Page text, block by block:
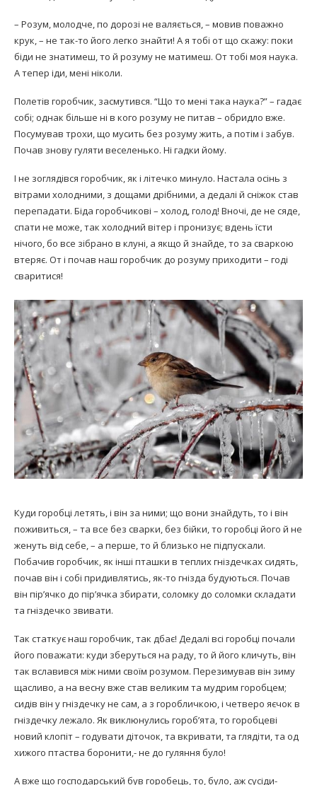
– Розум, молодче, по дорозі не валяється, – мовив поважно
крук, – не так-то його легко знайти! А я тобі от що скажу: поки
біди не знатимеш, то й розуму не матимеш. От тобі моя наука.
А тепер іди, мені ніколи.
Полетів горобчик, засмутився. “Що то мені така наука?” – гадає
собі; однак більше ні в кого розуму не питав – обридло вже.
Посумував трохи, що мусить без розуму жить, а потім і забув.
Почав знову гуляти веселенько. Ні гадки йому.
І не зоглядівся горобчик, як і літечко минуло. Настала осінь з
вітрами холодними, з дощами дрібними, а дедалі й сніжок став
перепадати. Біда горобчикові – холод, голод! Вночі, де не сяде,
спати не може, так холодний вітер і пронизує; вдень їсти
нічого, бо все зібрано в клуні, а якщо й знайде, то за сваркою
втеряє. От і почав наш горобчик до розуму приходити – годі
сваритися!
Куди горобці летять, і він за ними; що вони знайдуть, то і він
поживиться, – та все без сварки, без бійки, то горобці його й не
женуть від себе, – а перше, то й близько не підпускали.
Побачив горобчик, як інші пташки в теплих гніздечках сидять,
почав він і собі придивлятись, як-то гнізда будуються. Почав
він пір’ячко до пір’ячка збирати, соломку до соломки складати
та гніздечко звивати.
Так статкує наш горобчик, так дбає! Дедалі всі горобці почали
його поважати: куди зберуться на раду, то й його кличуть, він
так вславився між ними своїм розумом. Перезимував він зиму
щасливо, а на весну вже став великим та мудрим горобцем;
сидів він у гніздечку не сам, а з горобличкою, і четверо яєчок в
гніздечку лежало. Як виклюнулись гороб’ята, то горобцеві
новий клопіт – годувати діточок, та вкривати, та глядіти, та од
хижого птаства боронити,- не до гуляння було!
А вже що господарський був горобець, то, було, аж сусіди-